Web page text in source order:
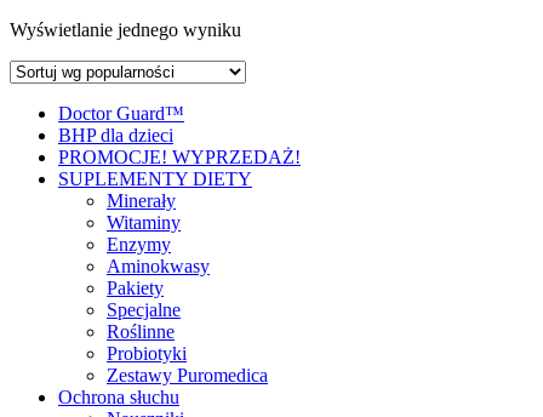
Wyświetlanie jednego wyniku
Doctor Guard™
BHP dla dzieci
PROMOCJE! WYPRZEDAŻ!
SUPLEMENTY DIETY
Minerały
Witaminy
Enzymy
Aminokwasy
Pakiety
Specjalne
Roślinne
Probiotyki
Zestawy Puromedica
Ochrona słuchu